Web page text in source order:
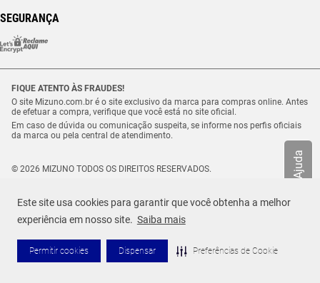
Este site usa cookies para garantir que você obtenha a melhor
experiência em nosso site. Saiba mais
Permitir cookies Dispensar Preferências de Cookie
Ajuda
TAMANHO
Selecione o seu tamanho
ADICIONAR AO CARRINHO
SEGURANÇA
FIQUE ATENTO ÀS FRAUDES!
O site Mizuno.com.br é o site exclusivo da marca para compras online. Antes
de efetuar a compra, verifique que você está no site oficial.
Em caso de dúvida ou comunicação suspeita, se informe nos perfis oficiais
da marca ou pela central de atendimento.
© 2026 MIZUNO TODOS OS DIREITOS RESERVADOS.
Estrada Municipal Luiz Lopes Neto, n.º 21 – Tenentes – CEP. 37.640-000 –
Extrema/MG